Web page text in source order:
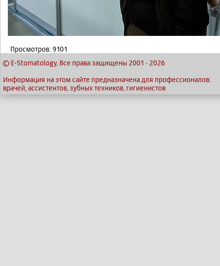
Просмотров: 9101
© E-Stomatology, Все права защищены 2001 - 2026
Информация на этом сайте предназначена для профессионалов:
врачей, ассистентов, зубных техников, гигиенистов